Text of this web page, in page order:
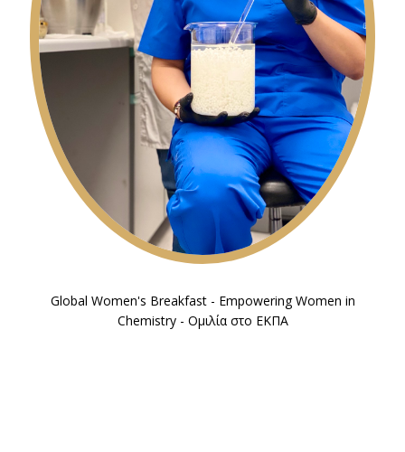
Global Women's Breakfast - Empowering Women in
Chemistry - Ομιλία στο ΕΚΠΑ